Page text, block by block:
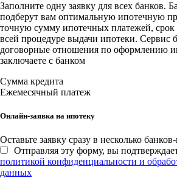
Заполните одну заявку для всех банков.
подберут вам оптимальную ипотечную
точную сумму ипотечных платежей, срок
всей процедуре выдачи ипотеки. Сервис
договорные отношения по оформлению
заключаете с банком
Сумма кредита
Ежемесячный платеж
Онлайн-заявка на ипотеку
Оставьте заявку сразу в несколько
Отправляя эту форму, вы
политикой конфиденциальности и
данных